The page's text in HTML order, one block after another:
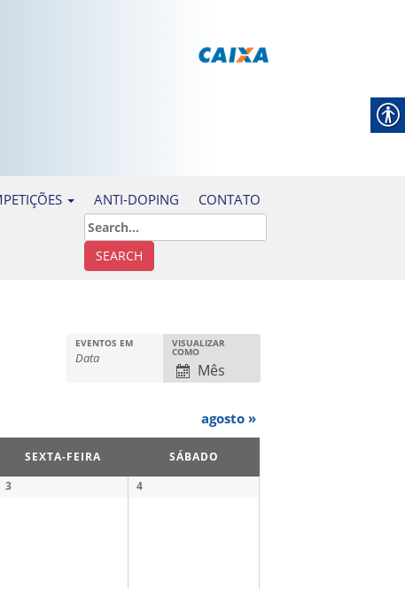
ANTI-DOPING CONTATO
N
v
ç
VISUALIZAR
COMO
Mês
EVENTOS EM
agosto »
SEXTA-FEIRA
SÁBADO
3 4